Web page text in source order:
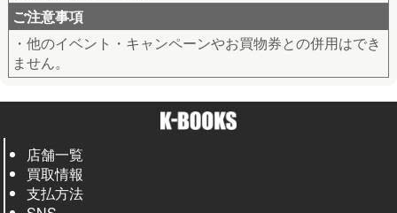
ご注意事項
・他のイベント・キャンペーンやお買物券との併用はでき
ません。
店舗一覧
買取情報
支払方法